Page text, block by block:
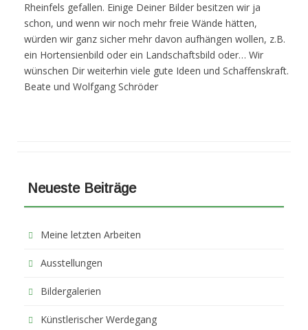
Rheinfels gefallen. Einige Deiner Bilder besitzen wir ja
schon, und wenn wir noch mehr freie Wände hätten,
würden wir ganz sicher mehr davon aufhängen wollen, z.B.
ein Hortensienbild oder ein Landschaftsbild oder… Wir
wünschen Dir weiterhin viele gute Ideen und Schaffenskraft.
Beate und Wolfgang Schröder
Neueste Beiträge
Meine letzten Arbeiten
Ausstellungen
Bildergalerien
Künstlerischer Werdegang